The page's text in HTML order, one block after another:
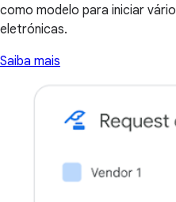
como modelo para iniciar
eletrónicas.
Saiba mais